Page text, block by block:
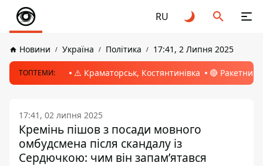
RU
Новини Україна Політика 17:41, 2 Липня 2025
ТОПТЕМИ: ⚠️ Краматорськ, Костянтинівка 🔴 Ракетний
17:41, 02 липня 2025
Кремінь пішов з посади мовного
омбудсмена після скандалу із
Сердючкою: чим він запамʼятався